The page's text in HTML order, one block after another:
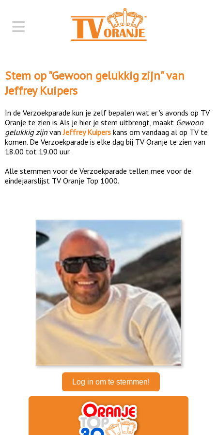
Stem op "Gewoon gelukkig zijn" van
Jeffrey Kuipers
In de Verzoekparade kun je zelf bepalen wat er 's avonds op TV
Oranje te zien is. Als je hier je stem uitbrengt, maakt Gewoon
gelukkig zijn vanJeffrey Kuipers kans om vandaag al op TV te
komen. De Verzoekparade is elke dag bij TV Oranje te zien van
18.00 tot 19.00 uur.
Alle stemmen voor de Verzoekparade tellen mee voor de
eindejaarslijst TV Oranje Top 1000.
Log in om te stemmen!